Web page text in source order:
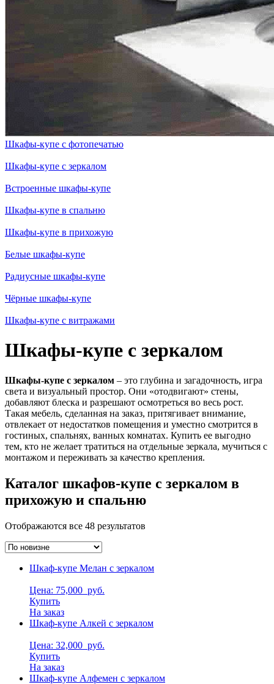
Шкафы-купе с фотопечатью
Шкафы-купе с зеркалом
Встроенные шкафы-купе
Шкафы-купе в спальню
Шкафы-купе в прихожую
Белые шкафы-купе
Радиусные шкафы-купе
Чёрные шкафы-купе
Шкафы-купе с витражами
Шкафы-купе с зеркалом
Шкафы-купе с зеркалом – это глубина и загадочность, игра
света и визуальный простор. Они «отодвигают» стены,
добавляют блеска и разрешают осмотреться во весь рост.
Такая мебель, сделанная на заказ, притягивает внимание,
отвлекает от недостатков помещения и уместно смотрится в
гостиных, спальнях, ванных комнатах. Купить ее выгодно
тем, кто не желает тратиться на отдельные зеркала, мучиться с
монтажом и переживать за качество крепления.
Каталог шкафов-купе с зеркалом в
прихожую и спальню
Отображаются все 48 результатов
Шкаф-купе Мелан с зеркалом
Цена: 75,000 руб.
Купить
На заказ
Шкаф-купе Алкей с зеркалом
Цена: 32,000 руб.
Купить
На заказ
Шкаф-купе Алфемен с зеркалом